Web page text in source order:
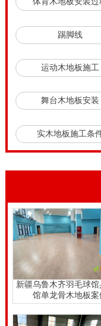
踢脚线
运动木地板施工
舞台木地板安装
实木地板施工条
新疆乌鲁木齐羽毛球
馆单龙骨木地板案